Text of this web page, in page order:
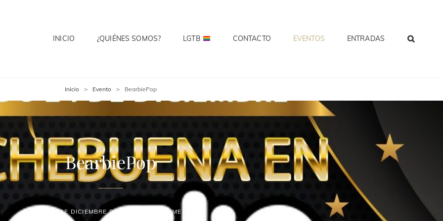
INICIO ¿QUIÉNES SOMOS? LGTB CONTACTO EVENTOS ENTRADAS
Inicio > Evento > BearbiePop
BearbiePop
13 DE DICIEMBRE DE 2022 JAIME